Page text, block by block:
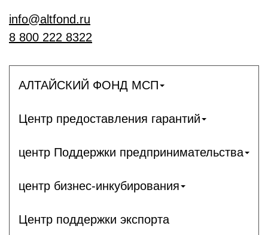
info@altfond.ru
8 800 222 8322
АЛТАЙСКИЙ ФОНД МСП
Центр предоставления гарантий
центр Поддержки предпринимательства
центр бизнес-инкубирования
Центр поддержки экспорта